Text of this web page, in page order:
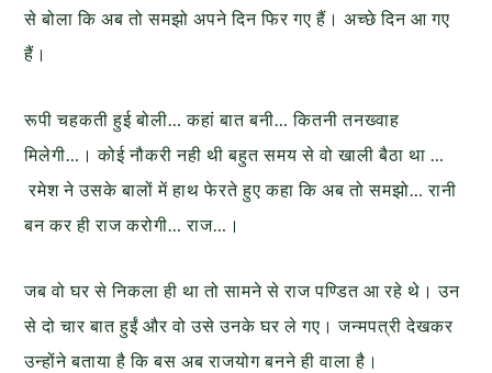
से बोला कि अब तो समझो अपने दिन फिर गए हैं। अच्छे दिन आ गए
हैं।
रूपी चहकती हुई बोली… कहां बात बनी… कितनी तनख्वाह
मिलेगी…। कोई नौकरी नही थी बहुत समय से वो खाली बैठा था …
रमेश ने उसके बालों में हाथ फेरते हुए कहा कि अब तो समझो… रानी
बन कर ही राज करोगी… राज…।
जब वो घर से निकला ही था तो सामने से राज पण्डित आ रहे थे। उन
से दो चार बात हुईं और वो उसे उनके घर ले गए। जन्मपत्री देखकर
उन्होंने बताया है कि बस अब राजयोग बनने ही वाला है।